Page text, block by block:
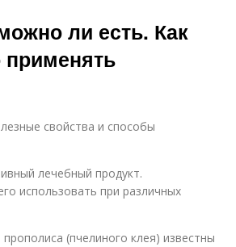
ли есть. Как
свойства и способы
лечебный продукт.
использовать при различных
(пчелиного клея) известны